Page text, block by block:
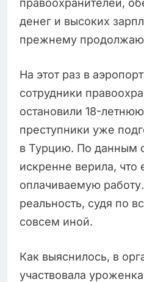
правоохранителей,
денег и высоких
прежнему
На этот раз в
сотрудники
остановили 18-
преступники уже
в Турцию. По данным
искренне верила, что
оплачиваемую
реальность, судя по
совсем иной.
Как выяснилось, в
участвовала